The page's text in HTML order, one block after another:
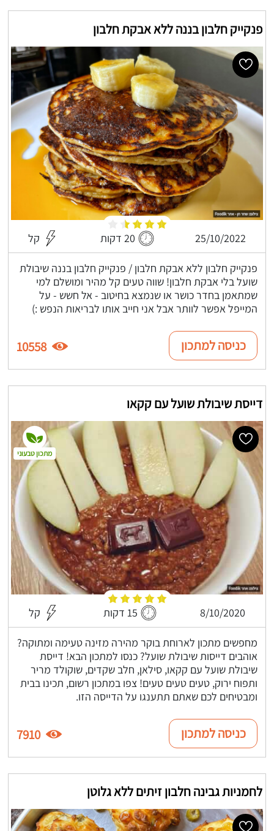
פנקייק חלבון בננה ללא אבקת חלבון
25/10/2022 20 דקות קל
פנקייק חלבון ללא אבקת חלבון / פנקייק חלבון בננה שיבולת
שועל בלי אבקת חלבון! שווה טעים קל מהיר ומושלם למי
שמתאמן בחדר כושר או שנמצא בחיטוב - אל חשש - על
המייפל אפשר לוותר אבל אני חייב אותו לבריאות הנפש :)
כניסה למתכון 10558
דייסת שיבולת שועל עם קקאו
8/10/2020 15 דקות קל
מחפשים מתכון לארוחת בוקר מהירה מזינה טעימה ומתוקה?
אוהבים דייסות שיבולת שועל? כנסו למתכון הבא! דייסת
שיבולת שועל עם קקאו, סילאן, חלב שקדים, שוקולד מריר
ותפוח ירוק, טעים טעים טעים! צפו במתכון רשום, תכינו בבית
ומבטיחים לכם שאתם תתענגו על הדייסה הזו.
מתכון טבעוני
כניסה למתכון 7910
לחמניות גבינה חלבון זיתים ללא גלוטן